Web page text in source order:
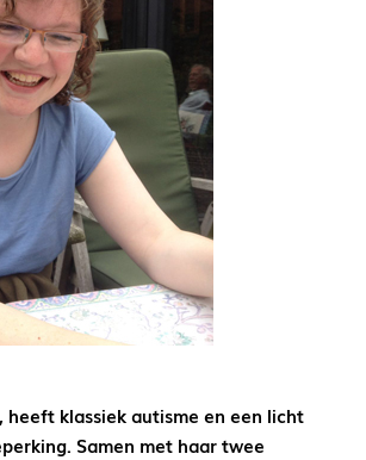
heeft klassiek autisme en een licht
Samen met haar twee